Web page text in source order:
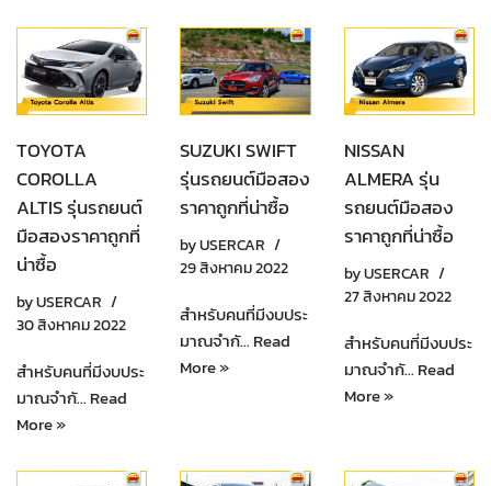
TOYOTA
COROLLA
ALTIS รุ่นรถยนต์
มือสองราคาถูกที่
น่าซื้อ
byUSERCAR
30 สิงหาคม 2022
สำหรับคนที่มีงบประ
มาณจำกั… Read
More »
SUZUKI SWIFT
รุ่นรถยนต์มือสอง
ราคาถูกที่น่าซื้อ
byUSERCAR
29 สิงหาคม 2022
สำหรับคนที่มีงบประ
มาณจำกั… Read
More »
NISSAN
ALMERA รุ่น
รถยนต์มือสอง
ราคาถูกที่น่าซื้อ
byUSERCAR
27 สิงหาคม 2022
สำหรับคนที่มีงบประ
มาณจำกั… Read
More »